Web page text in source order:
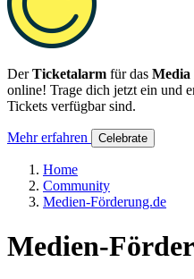
DerTicketalarm für das Media
online! Trage dich jetzt ein und
Tickets verfügbar sind.
Mehr erfahren Celebrate
Home
Community
Medien-Förderung.de
Medien-